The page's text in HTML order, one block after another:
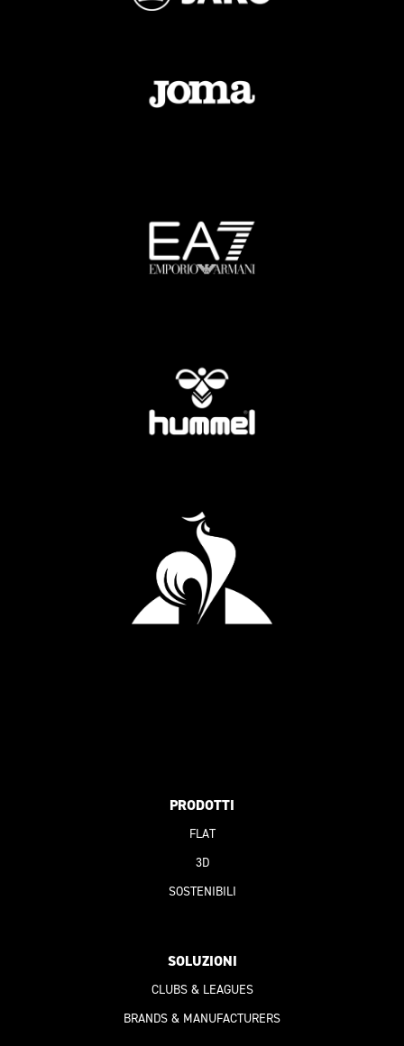
PRODOTTI
FLAT
3D
SOSTENIBILI
SOLUZIONI
CLUBS & LEAGUES
BRANDS & MANUFACTURERS